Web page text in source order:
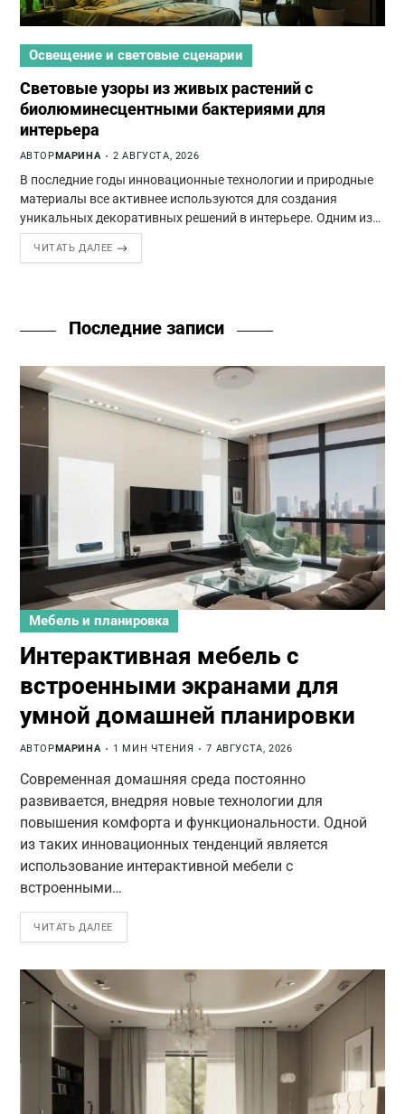
Освещение и световые сценарии
Световые узоры из живых растений с
биолюминесцентными бактериями для
интерьера
АВТОРМАРИНА 2 АВГУСТА, 2026
В последние годы инновационные технологии и природные
материалы все активнее используются для создания
уникальных декоративных решений в интерьере. Одним из…
ЧИТАТЬ ДАЛЕЕ
Последние записи
Мебель и планировка
Интерактивная мебель с
встроенными экранами для
умной домашней планировки
АВТОР МАРИНА 1 МИН ЧТЕНИЯ 7 АВГУСТА, 2026
Современная домашняя среда постоянно
развивается, внедряя новые технологии для
повышения комфорта и функциональности. Одной
из таких инновационных тенденций является
использование интерактивной мебели с
встроенными…
ЧИТАТЬ ДАЛЕЕ